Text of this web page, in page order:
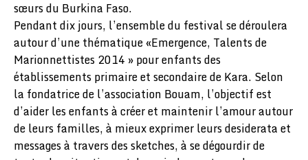
sœurs du Burkina Faso.
Pendant dix jours, l’ensemble du festival se déroulera
autour d’une thématique «Emergence, Talents de
Marionnettistes 2014 » pour enfants des
établissements primaire et secondaire de Kara. Selon
la fondatrice de l’association Bouam, l’objectif est
d’aider les enfants à créer et maintenir l’amour autour
de leurs familles, à mieux exprimer leurs desiderata et
messages à travers des sketches, à se dégourdir de